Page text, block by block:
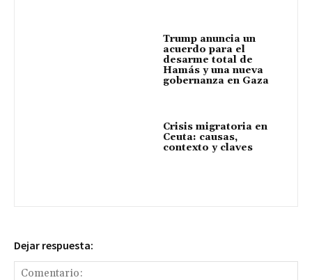
Trump anuncia un
acuerdo para el
desarme total de
Hamás y una nueva
gobernanza en Gaza
Crisis migratoria en
Ceuta: causas,
contexto y claves
Dejar respuesta: